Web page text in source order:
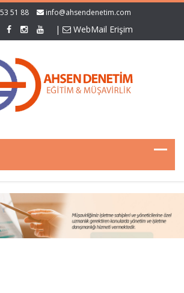
51 88 info@ahsendenetim.com
| WebMail Erişim